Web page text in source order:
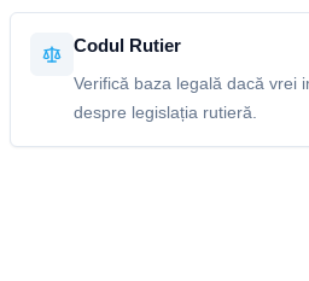
Codul Rutier
Verifică baza legală dacă vrei
despre legislația rutieră.